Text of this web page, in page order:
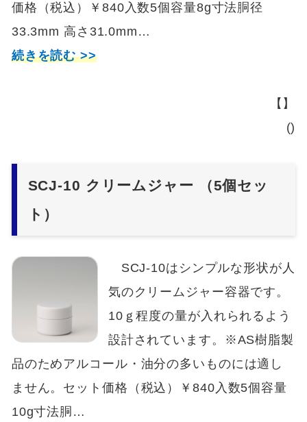
価格（税込）￥840入数5個容量8g寸法胴径
33.3mm 高さ31.0mm…
続きを読む >>
【】
()
SCJ-10 クリームジャー （5個セッ
ト）
SCJ-10はシンプルな形状が人
気のクリームジャー容器です。
10ｇ程度の量が入れられるよう
設計されています。※AS樹脂製
品のためアルコール・油分の多いものには適し
ません。セット価格（税込）￥840入数5個容量
10g寸法胴…